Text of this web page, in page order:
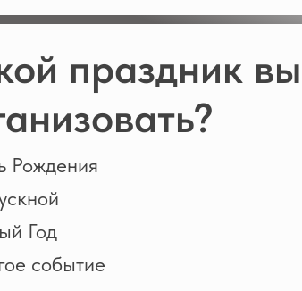
праздник
Рождения
Год
событие